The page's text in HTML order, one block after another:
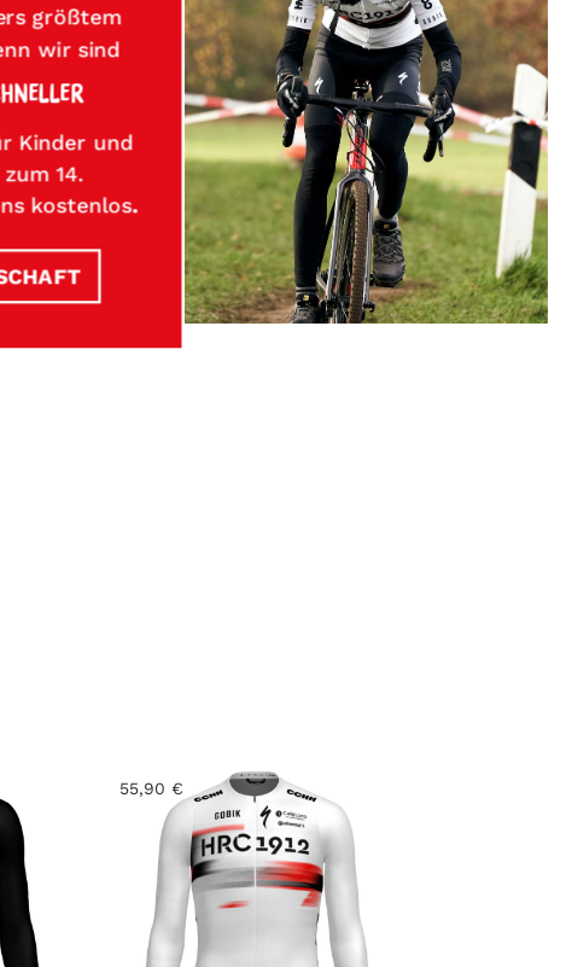
größtem
wir sind
Kinder und
14.
kostenlos.
55,90 €